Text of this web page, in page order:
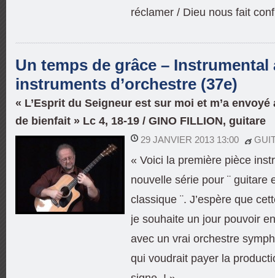
réclamer / Dieu nous fait
Un temps de grâce – Instrumental
instruments d’orchestre (37e)
« L’Esprit du Seigneur est sur moi et m’a
de bienfait » Lc 4, 18-19 / GINO FILLION, guitare
29 JANVIER 2013 13:00
« Voici la première pièce
nouvelle série pour ¨ guitare
classique ¨. J’espère que
je souhaite un jour pouvoir
avec un vrai orchestre
qui voudrait payer la